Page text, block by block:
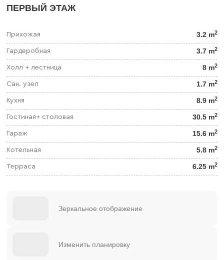
ПЕРВЫЙ ЭТАЖ
Прихожая 3.2 m2
Гардеробная 3.7 m2
Холл + лестница 8 m2
Сан. узел 1.7 m2
Кухня 8.9 m2
Гостиная+ столовая 30.5 m2
Гараж 15.6 m2
Котельная 5.8 m2
Терраса 6.25 m2
Зеркальное отображение
Изменить планировку